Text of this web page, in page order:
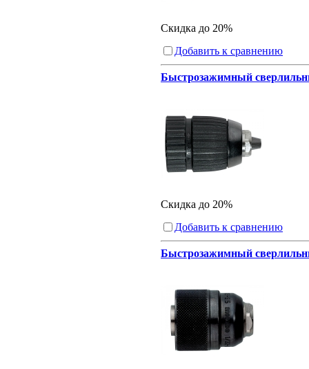
Скидка до 20%
Добавить к сравнению
Быстрозажимный
Скидка до 20%
Добавить к сравнению
Быстрозажимный